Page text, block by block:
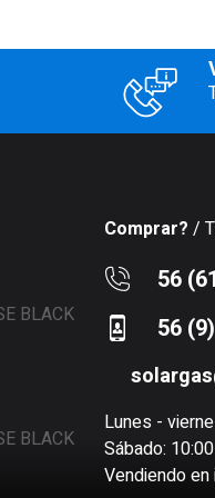
Comprar? /
56
56
Lunes -
Sábado:
Vendiendo